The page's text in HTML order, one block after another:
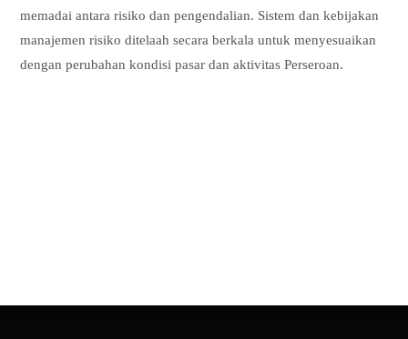
memadai antara risiko dan pengendalian. Sistem dan kebijakan
manajemen risiko ditelaah secara berkala untuk menyesuaikan
dengan perubahan kondisi pasar dan aktivitas Perseroan.